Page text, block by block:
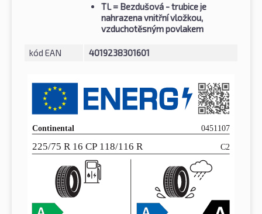
TL= Bezdušová - trubice je
nahrazena vnitřní vložkou,
vzduchotěsným povlakem
kód EAN 4019238301601